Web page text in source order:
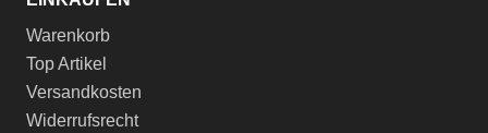
Warenkorb
Top Artikel
Versandkosten
Widerrufsrecht